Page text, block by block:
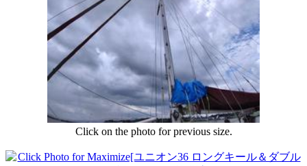
Click on the photo for previous size.